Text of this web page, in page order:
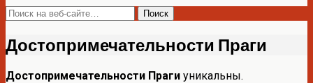
Достопримечательности Праги
Достопримечательности Праги уникальны.